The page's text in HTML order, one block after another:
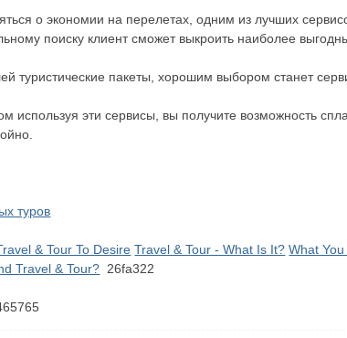
о экономии на перелетах, одним из лучших
поиску клиент сможет выкроить наиболее
туристические пакеты, хорошим выбором станет
используя эти сервисы, вы получите возможность
туров
& Tour To Desire Travel & Tour - What Is It? What
Travel & Tour? 26fa322